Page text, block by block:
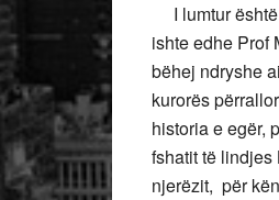
I lumtur është
ishte edhe Prof
bëhej ndryshe
kurorës
historia e egër,
fshatit të lindjes
njerëzit, për